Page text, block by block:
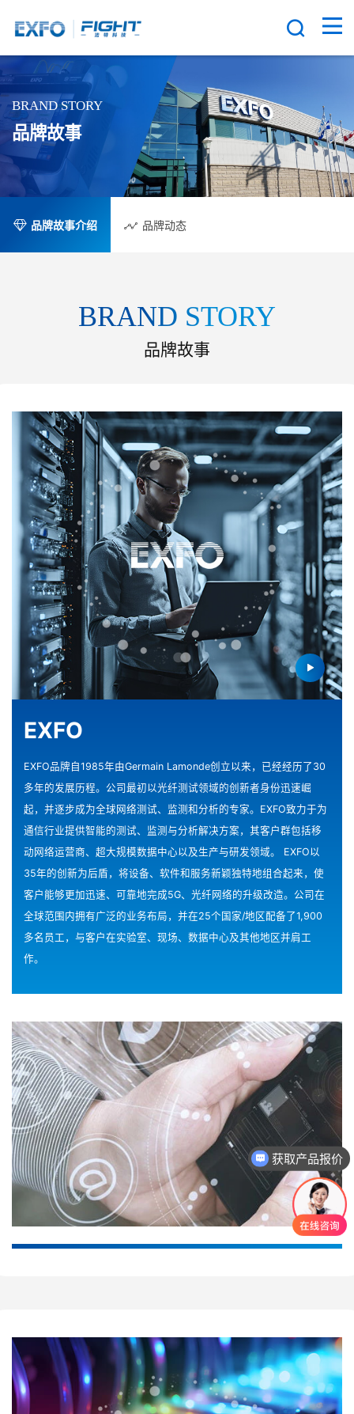
BRAND STORY
品牌故事
品牌故事介绍 品牌动态
BRAND STORY
品牌故事
EXFO
EXFO品牌自1985年由Germain Lamonde创立以来，已经经历了30
多年的发展历程。公司最初以光纤测试领域的创新者身份迅速崛
起，并逐步成为全球网络测试、监测和分析的专家。EXFO致力于为
通信行业提供智能的测试、监测与分析解决方案，其客户群包括移
动网络运营商、超大规模数据中心以及生产与研发领域。 EXFO以
35年的创新为后盾，将设备、软件和服务新颖独特地组合起来，使
客户能够更加迅速、可靠地完成5G、光纤网络的升级改造。公司在
全球范围内拥有广泛的业务布局，并在25个国家/地区配备了1,900
多名员工，与客户在实验室、现场、数据中心及其他地区并肩工
作。
获取产品报价